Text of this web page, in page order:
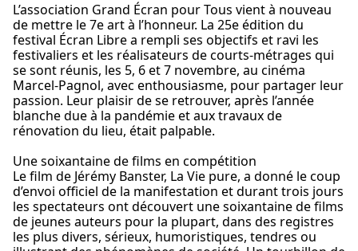
L’association Grand Écran pour Tous vient à nouveau
de mettre le 7e art à l’honneur. La 25e édition du
festival Écran Libre a rempli ses objectifs et ravi les
festivaliers et les réalisateurs de courts-métrages qui
se sont réunis, les 5, 6 et 7 novembre, au cinéma
Marcel-Pagnol, avec enthousiasme, pour partager leur
passion. Leur plaisir de se retrouver, après l’année
blanche due à la pandémie et aux travaux de
rénovation du lieu, était palpable.
Une soixantaine de films en compétition
Le film de Jérémy Banster, La Vie pure, a donné le coup
d’envoi officiel de la manifestation et durant trois jours
les spectateurs ont découvert une soixantaine de films
de jeunes auteurs pour la plupart, dans des registres
les plus divers, sérieux, humoristiques, tendres ou